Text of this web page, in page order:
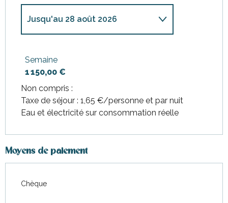
Du4 avril 2026
1 juin 2026 au3 juillet 2026
Jusqu'au 28 août 2026
Du29 août 2026au16
Du17 octobre 2026au30
Semaine
1 150,00 €
Non compris :
Taxe de séjour : 1,65 €/personne et par nuit
Eau et électricité sur consommation réelle
Moyens de paiement
Chèque